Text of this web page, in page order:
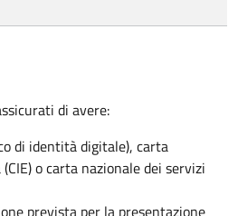
di avere:
di identità digitale), carta
o carta nazionale dei servizi
prevista per la presentazione